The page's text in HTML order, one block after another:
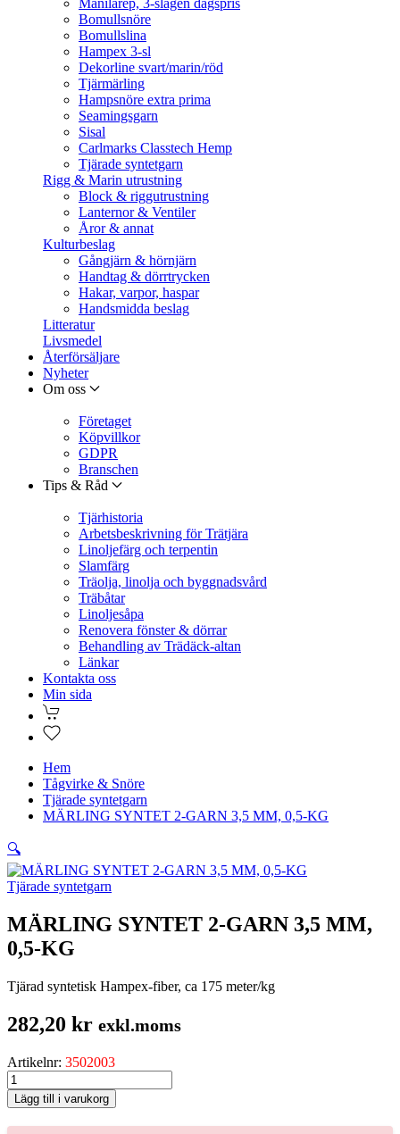
Manilarep, 3-slagen dagspris
Bomullsnöre
Bomullslina
Hampex 3-sl
Dekorline svart/marin/röd
Tjärmärling
Hampsnöre extra prima
Seamingsgarn
Sisal
Carlmarks Classtech Hemp
Tjärade syntetgarn
Rigg & Marin utrustning
Block & riggutrustning
Lanternor & Ventiler
Åror & annat
Kulturbeslag
Gångjärn & hörnjärn
Handtag & dörrtrycken
Hakar, varpor, haspar
Handsmidda beslag
Litteratur
Livsmedel
Återförsäljare
Nyheter
Om oss
Företaget
Köpvillkor
GDPR
Branschen
Tips & Råd
Tjärhistoria
Arbetsbeskrivning för Trätjära
Linoljefärg och terpentin
Slamfärg
Träolja, linolja och byggnadsvård
Träbåtar
Linoljesåpa
Renovera fönster & dörrar
Behandling av Trädäck-altan
Länkar
Kontakta oss
Min sida
Hem
Tågvirke & Snöre
Tjärade syntetgarn
MÄRLING SYNTET 2-GARN 3,5 MM, 0,5-KG
🔍
Tjärade syntetgarn
MÄRLING SYNTET 2-GARN 3,5 MM,
0,5-KG
Tjärad syntetisk Hampex-fiber, ca 175 meter/kg
282,20 kr exkl.moms
Artikelnr: 3502003
MÄRLING
SYNTET
2-
GARN
Lägg till i varukorg